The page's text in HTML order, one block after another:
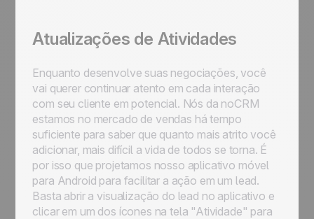
Atualizações de Atividades
Enquanto desenvolve suas negociações, você
vai querer continuar atento em cada interação
com seu cliente em potencial. Nós da noCRM
estamos no mercado de vendas há tempo
suficiente para saber que quanto mais atrito você
adicionar, mais difícil a vida de todos se torna. É
por isso que projetamos nosso aplicativo móvel
para Android para facilitar a ação em um lead.
Basta abrir a visualização do lead no aplicativo e
clicar em um dos ícones na tela "Atividade" para